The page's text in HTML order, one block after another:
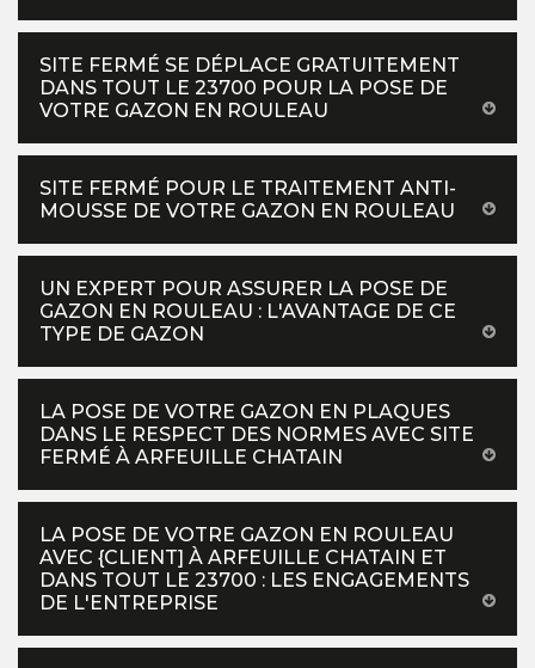
SITE FERMÉ SE DÉPLACE GRATUITEMENT
DANS TOUT LE 23700 POUR LA POSE DE
VOTRE GAZON EN ROULEAU
SITE FERMÉ POUR LE TRAITEMENT ANTI-
MOUSSE DE VOTRE GAZON EN ROULEAU
UN EXPERT POUR ASSURER LA POSE DE
GAZON EN ROULEAU : L'AVANTAGE DE CE
TYPE DE GAZON
LA POSE DE VOTRE GAZON EN PLAQUES
DANS LE RESPECT DES NORMES AVEC SITE
FERMÉ À ARFEUILLE CHATAIN
LA POSE DE VOTRE GAZON EN ROULEAU
AVEC {CLIENT] À ARFEUILLE CHATAIN ET
DANS TOUT LE 23700 : LES ENGAGEMENTS
DE L'ENTREPRISE